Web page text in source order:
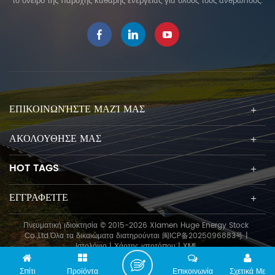
προσφέρει διαφορετικούς
αρμούς σύμφωνα με
διαφορετικές συνθήκες
εγκατάστασης. Μπορεί να
εγκατασταθεί σε βίδες εδάφους
ή θεμέλια από σκυρόδεμα και
επιτυγχάνει μεταβλητή κλίση
και ύψος και κάνει το
σχεδιασμό της εγκατάστασης
ευέλικτο.
ΕΠΙΚΟΙΝΩΝΉΣΤΕ ΜΑΖΊ ΜΑΣ
ΑΚΟΛΟΥΘΗΣΕ ΜΑΣ
HOT TAGS
ΕΓΓΡΑΦΕΊΤΕ
Πνευματική ιδιοκτησία © 2015-2026 Xiamen Huge Energy Stock
Co.,Ltd.Όλα τα δικαιώματα διατηρούνται 闽ICP备2025096883号|
Ιστολόγιο|Χάρτης ιστοτόπου|XML
Σπίτι Προϊόντα Σχετικά Με
Επικοινωνία